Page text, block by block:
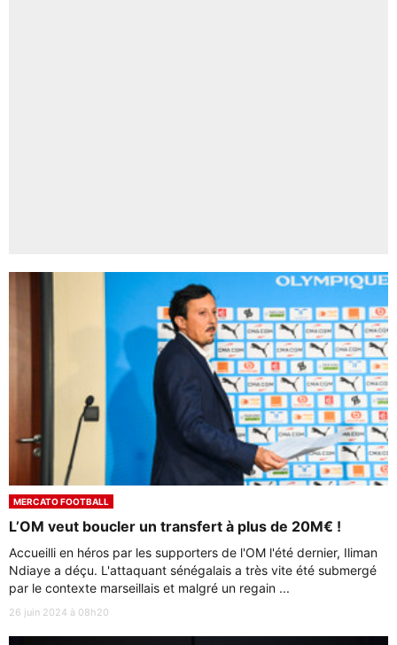
MERCATO FOOTBALL
L’OM veut boucler un transfert à plus de 20M€ !
Accueilli en héros par les supporters de l'OM l'été dernier, Iliman
Ndiaye a déçu. L'attaquant sénégalais a très vite été submergé
par le contexte marseillais et malgré un regain ...
26 juin 2024 à 08h20